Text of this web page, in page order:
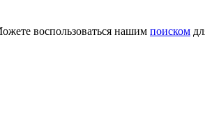
воспользоваться нашим поиском